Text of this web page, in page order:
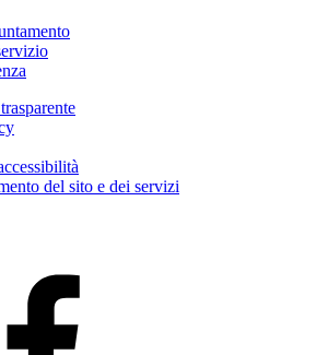
del sito e dei servizi